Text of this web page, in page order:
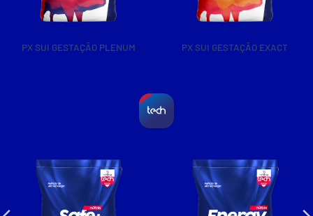
PX SUI LACTAÇÃO EXACT PX SUI LACTAÇÃO PLENUM